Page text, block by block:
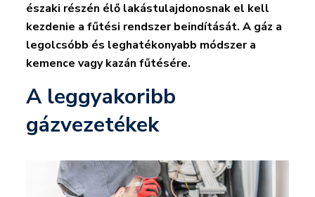
északi részén élő lakástulajdonosnak el kell
kezdenie a fűtési rendszer beindítását. A gáz a
legolcsóbb és leghatékonyabb módszer a
kemence vagy kazán fűtésére.
A leggyakoribb
gázvezetékek